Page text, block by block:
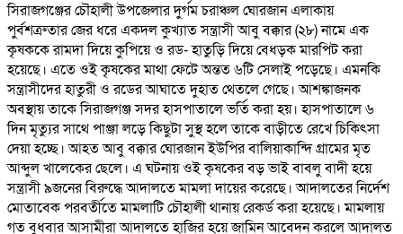
সিরাজগঞ্জের চৌহালী উপজেলার দুর্গম চরাঞ্চল ঘোরজান এলাকায়
পুর্বশত্রুতার জের ধরে একদল কুখ্যাত সন্ত্রাসী আবু বক্কার (২৮) নামে এক
কৃষককে রামদা দিয়ে কুপিয়ে ও রড- হাতুড়ি দিয়ে বেধড়ক মারপিট করা
হয়েছে। এতে ওই কৃষকের মাথা ফেটে অন্তত ৬টি সেলাই পড়েছে। এমনকি
সন্ত্রাসীদের হাতুরী ও রডের আঘাতে দুহাত থেতলে গেছে। আশঙ্কাজনক
অবস্থায় তাকে সিরাজগঞ্জ সদর হাসপাতালে ভর্তি করা হয়। হাসপাতালে ৬
দিন মৃত্যুর সাথে পাঞ্জা লড়ে কিছুটা সুস্থ হলে তাকে বাড়ীতে রেখে চিকিৎসা
দেয়া হচ্ছে। আহত আবু বক্কার ঘোরজান ইউপির বালিয়াকান্দি গ্রামের মৃত
আব্দুল খালেকের ছেলে। এ ঘটনায় ওই কৃষকের বড় ভাই বাবলু বাদী হয়ে
সন্ত্রাসী ৯জনের বিরুদ্ধে আদালতে মামলা দায়ের করেছে। আদালতের নির্দেশ
মোতাবেক পরবর্তীতে মামলাটি চৌহালী থানায় রেকর্ড করা হয়েছে। মামলায়
গত বুধবার আসামীরা আদালতে হাজির হয়ে জামিন আবেদন করলে আদালত